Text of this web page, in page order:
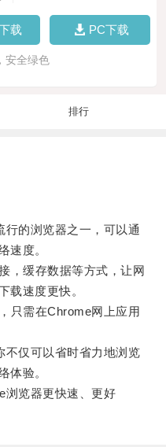
载 PC下载
安全绿色
排行
的浏览器之一，可以通
速度。
缓存数据等方式，让网
载速度更快。
需在Chrome网上应用
仅可以省时省力地浏览
体验。
览器更快速、更好